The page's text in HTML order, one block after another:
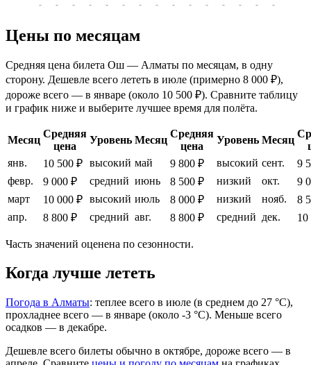
- - - - - - - - - - - - - - -
Цены по месяцам
Средняя цена билета Ош — Алматы по месяцам, в одну
сторону. Дешевле всего лететь в июле (примерно 8 000 ₽),
дороже всего — в январе (около 10 500 ₽). Сравните таблицу
и график ниже и выберите лучшее время для полёта.
Месяц
Средняя
цена
Уровень Месяц
Средняя
цена
Уровень Месяц
янв.
10 500 ₽ высокий май 9 800 ₽ высокий сент.
9
февр.
9 000 ₽ средний июнь 8 500 ₽ низкий окт.
9
март
10 000 ₽ высокий июль 8 000 ₽ низкий нояб.
8
апр.
8 800 ₽ средний авг. 8 800 ₽ средний дек. 10
Часть значений оценена по сезонности.
Когда лучше лететь
Погода в Алматы: теплее всего в июле (в среднем до 27 °C),
прохладнее всего — в январе (около -3 °C). Меньше всего
осадков — в декабре.
Дешевле всего билеты обычно в октябре, дороже всего — в